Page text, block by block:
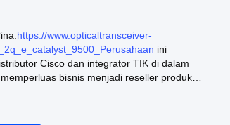
https://www.opticaltransceiver-
ini
Cisco dan integrator TIK di dalam
bisnis menjadi reseller produk
tahun, akhirnya menemukan bisnis di luar